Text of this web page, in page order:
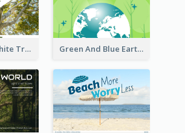
Green And White Trees Photo Earth Day Postcard Green And Blue Earth and Trees Illustrations Earth Day Postcard